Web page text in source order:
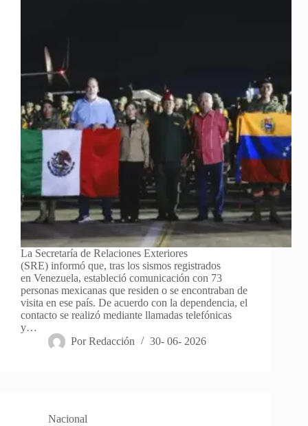
La Secretaría de Relaciones Exteriores
(SRE) informó que, tras los sismos registrados
en Venezuela, estableció comunicación con 73
personas mexicanas que residen o se encontraban de
visita en ese país. De acuerdo con la dependencia, el
contacto se realizó mediante llamadas telefónicas
y…
Por Redacción 30- 06- 2026
Nacional